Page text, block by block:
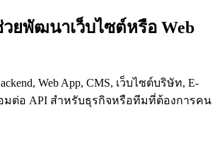
ยพัฒนาเว็บไซต์หรือ Web
Web App, CMS, เว็บไซต์บริษัท, E-
อมต่อ API สำหรับธุรกิจหรือทีมที่ต้องการคน